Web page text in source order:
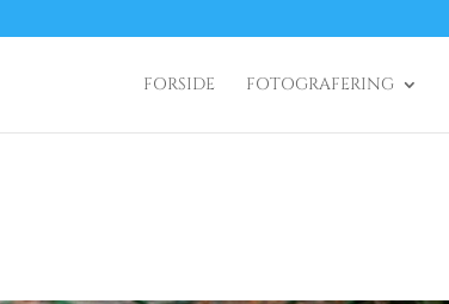
FORSIDE FOTOGRAFERING